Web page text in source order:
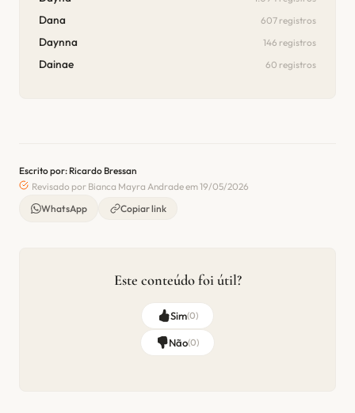
Dana 607 registros
Daynna 146 registros
Dainae 60 registros
Escrito por: Ricardo Bressan
Revisado por Bianca Mayra Andrade em 19/05/2026
WhatsApp
Copiar link
Este conteúdo foi útil?
Sim(0)
Não(0)